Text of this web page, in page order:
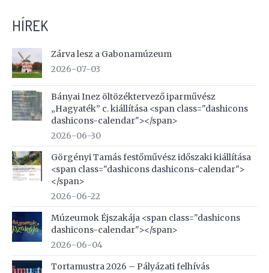
HÍREK
Zárva lesz a Gabonamúzeum
2026-07-03
Bányai Inez öltözéktervező iparművész
„Hagyaték” c. kiállítása <span class="dashicons
dashicons-calendar"></span>
2026-06-30
Görgényi Tamás festőművész időszaki kiállítása
<span class="dashicons dashicons-calendar">
</span>
2026-06-22
Múzeumok Éjszakája <span class="dashicons
dashicons-calendar"></span>
2026-06-04
Tortamustra 2026 – Pályázati felhívás